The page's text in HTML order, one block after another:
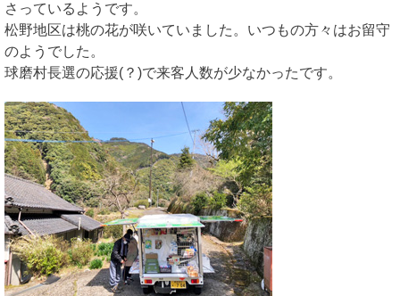
さっているようです。
松野地区は桃の花が咲いていました。いつもの方々はお留守
のようでした。
球磨村長選の応援(？)で来客人数が少なかったです。